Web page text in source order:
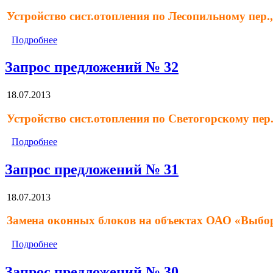
Устройство сист.отопления по Лесопильному
Подробнее
Запрос предложений № 32
18.07.2013
Устройство сист.отопления по Светогорскому
Подробнее
Запрос предложений № 31
18.07.2013
Замена оконных блоков на объектах ОАО
Подробнее